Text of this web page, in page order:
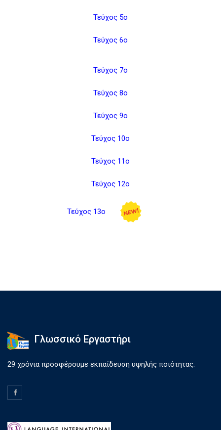
Τεύχος 5ο
Τεύχος 6ο
Τεύχος 7ο
Τεύχος 8ο
Τεύχος 9ο
Τεύχος 10ο
Τεύχος 11ο
Τεύχος 12ο
Τεύχος 13ο
Γλωσσικό Εργαστήρι
29 χρόνια προσφέρουμε εκπαίδευση υψηλής ποιότητας.